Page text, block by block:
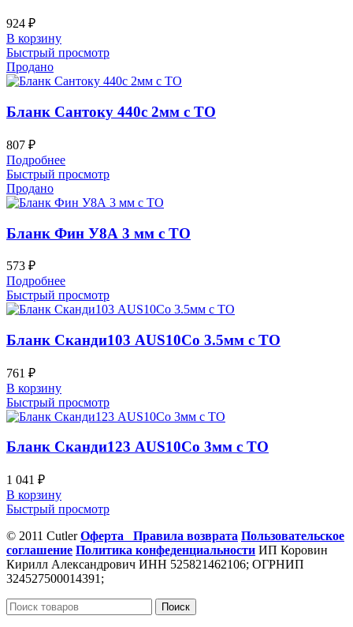
924 ₽
В корзину
Быстрый просмотр
Продано
Бланк Сантоку 440c 2мм с ТО
807 ₽
Подробнее
Быстрый просмотр
Продано
Бланк Фин У8А 3 мм с ТО
573 ₽
Подробнее
Быстрый просмотр
Бланк Сканди103 AUS10Co 3.5мм с ТО
761 ₽
В корзину
Быстрый просмотр
Бланк Сканди123 AUS10Co 3мм с ТО
1 041 ₽
В корзину
Быстрый просмотр
© 2011 CutlerОферта Правила возврата Пользовательское
соглашение Политика конфеденциальности ИП Коровин
Кирилл Александрович ИНН 525821462106; ОГРНИП
324527500014391;
Поиск